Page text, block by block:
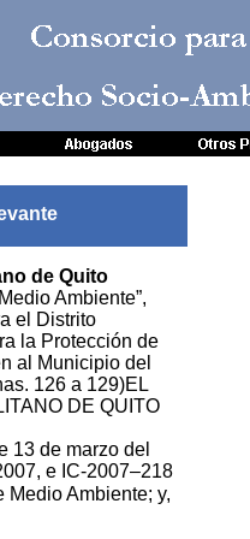
Consorcio
Socio-
de Quito
Ambiente”,
el Distrito
la Protección de
al Municipio del
126 a 129)EL
DE QUITO
13 de marzo del
e IC-2007–218
Medio Ambiente; y,